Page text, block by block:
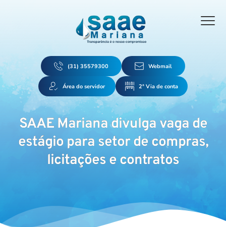
(31) 35579300 Webmail
Área do servidor 2ª Via de conta
SAAE Mariana divulga vaga de
estágio para setor de compras,
licitações e contratos